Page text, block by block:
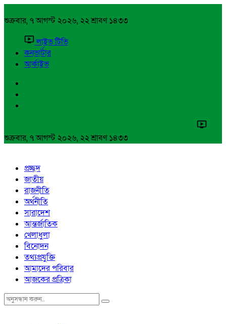
শুক্রবার, ৭ আগস্ট ২০২৬, ২২ শ্রাবণ ১৪৩৩
লাইভ টিভি
কনভার্টার
আর্কাইভ
শুক্রবার, ৭ আগস্ট ২০২৬, ২২ শ্রাবণ ১৪৩৩
প্রচ্ছদ
জাতীয়
রাজনীতি
অর্থনীতি
সারাদেশ
আন্তর্জাতিক
খেলাধুলা
বিনোদন
তথ্যপ্রযুক্তি
আমাদের পরিবার
আজকের প্রত্রিকা